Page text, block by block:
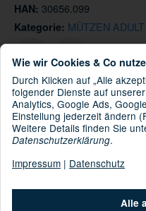
HAN: 30656.099
Kategorie: MÜTZEN ADULT
Material: 53% Wolle 47%
(recycelt)
Informationen zur
Hersteller/EU Verantwortliche
49,99 €
inkl. 19% USt. , zzgl.Versand
Alle
Wie wir Cookies & Co
Durch Klicken auf „Alle
folgender Dienste auf
Analytics, Google Ads,
Einstellung jederzeit ändern
Weitere Details finden Sie
Datenschutzerklärung.
Impressum | Datenschutz